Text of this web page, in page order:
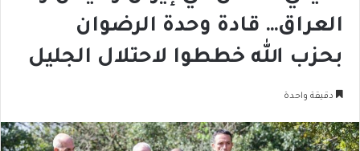
العراق… قادة وحدة الرضوان
بحزب الله خططوا لاحتلال الجليل
دقيقة واحدة